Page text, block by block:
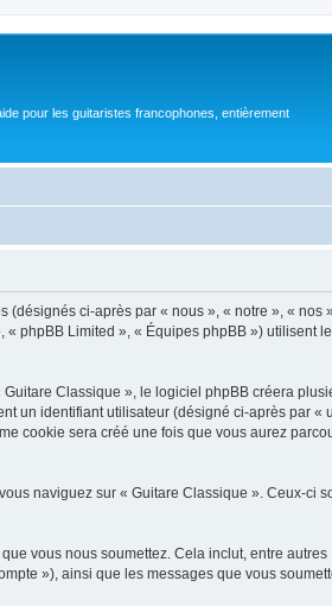
pour les guitaristes francophones, entièrement
ci-après par « nous », « notre », «
phpBB Limited », « Équipes phpBB ») utilisent
Classique », le logiciel phpBB créera
un identifiant utilisateur (désigné ci-après par
cookie sera créé une fois que vous aurez
naviguez sur « Guitare Classique ». Ceux-ci
vous nous soumettez. Cela inclut, entre
»), ainsi que les messages que vous